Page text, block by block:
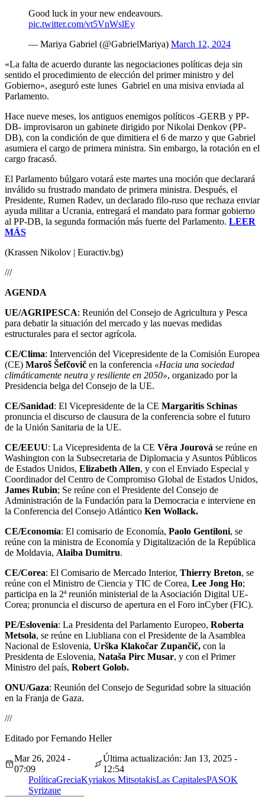
Good luck in your new endeavours.
pic.twitter.com/vt5VnWslEy
— Mariya Gabriel (@GabrielMariya) March 12, 2024
«La falta de acuerdo durante las negociaciones políticas deja sin
sentido el procedimiento de elección del primer ministro y del
Gobierno», aseguró este lunes Gabriel en una misiva enviada al
Parlamento.
Hace nueve meses, los antiguos enemigos políticos -GERB y PP-
DB- improvisaron un gabinete dirigido por Nikolai Denkov (PP-
DB), con la condición de que dimitiera el 6 de marzo y que Gabriel
asumiera el cargo de primera ministra. Sin embargo, la rotación en el
cargo fracasó.
El Parlamento búlgaro votará este martes una moción que declarará
inválido su frustrado mandato de primera ministra. Después, el
Presidente, Rumen Radev, un declarado filo-ruso que rechaza enviar
ayuda militar a Ucrania, entregará el mandato para formar gobierno
al PP-DB, la segunda formación más fuerte del Parlamento. LEER
MÁS
(Krassen Nikolov | Euractiv.bg)
///
AGENDA
UE/AGRIPESCA: Reunión del Consejo de Agricultura y Pesca
para debatir la situación del mercado y las nuevas medidas
estructurales para el sector agrícola.
CE/Clima: Intervención del Vicepresidente de la Comisión Europea
(CE) Maroš Šefčovič en la conferencia «Hacia una sociedad
climáticamente neutra y resiliente en 2050», organizado por la
Presidencia belga del Consejo de la UE.
CE/Sanidad: El Vicepresidente de la CE Margaritis Schinas
pronuncia el discurso de clausura de la conferencia sobre el futuro
de la Unión Sanitaria de la UE.
CE/EEUU: La Vicepresidenta de la CE Vĕra Jourová se reúne en
Washington con la Subsecretaria de Diplomacia y Asuntos Públicos
de Estados Unidos, Elizabeth Allen, y con el Enviado Especial y
Coordinador del Centro de Compromiso Global de Estados Unidos,
James Rubin; Se reúne con el Presidente del Consejo de
Administración de la Fundación para la Democracia e interviene en
la Conferencia del Consejo Atlántico Ken Wollack.
CE/Economía: El comisario de Economía, Paolo Gentiloni, se
reúne con la ministra de Economía y Digitalización de la República
de Moldavia, Alaiba Dumitru.
CE/Corea: El Comisario de Mercado Interior, Thierry Breton, se
reúne con el Ministro de Ciencia y TIC de Corea, Lee Jong Ho;
participa en la 2ª reunión ministerial de la Asociación Digital UE-
Corea; pronuncia el discurso de apertura en el Foro inCyber (FIC).
PE/Eslovenia: La Presidenta del Parlamento Europeo, Roberta
Metsola, se reúne en Liubliana con el Presidente de la Asamblea
Nacional de Eslovenia, Urška Klakočar Zupančič, con la
Presidenta de Eslovenia, Nataša Pirc Musar, y con el Primer
Ministro del país, Robert Golob.
ONU/Gaza: Reunión del Consejo de Seguridad sobre la situación
en la Franja de Gaza.
///
Editado por Fernando Heller
Mar 26, 2024 -
07:09
Última actualización: Jan 13, 2025 -
12:54
PolíticaGreciaKyriakos MitsotakisLas CapitalesPASOK
Syrizaue